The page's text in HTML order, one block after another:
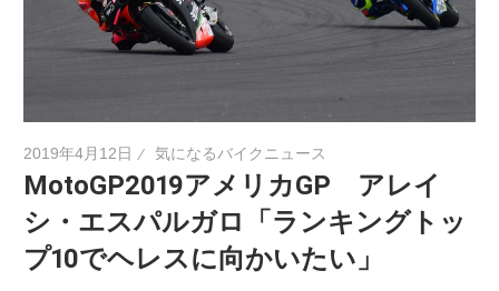
2019年4月12日 気になるバイクニュース
MotoGP2019アメリカGP アレイ
シ・エスパルガロ「ランキングトッ
プ10でヘレスに向かいたい」